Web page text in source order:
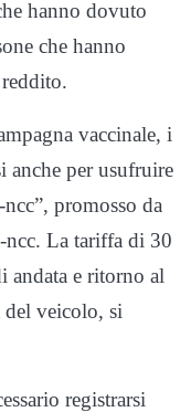
hanno dovuto
che hanno
vaccinale, i
anche per usufruire
promosso da
ncc. La tariffa di 30
andata e ritorno al
del veicolo, si
registrarsi